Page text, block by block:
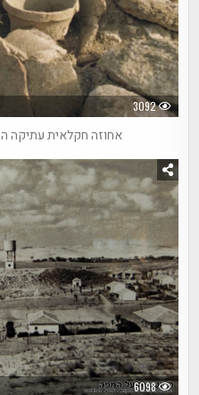
3092
אחוזה חקלאית עתיקה
6098